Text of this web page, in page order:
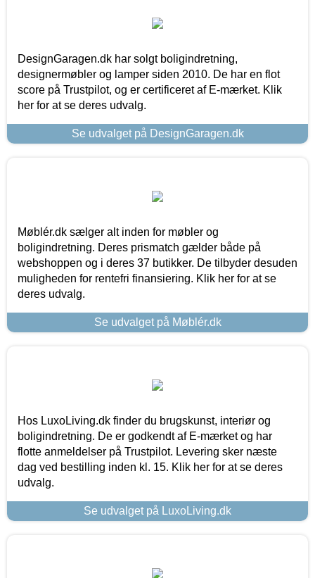
DesignGaragen.dk har solgt boligindretning,
designermøbler og lamper siden 2010. De har en flot
score på Trustpilot, og er certificeret af E-mærket. Klik
her for at se deres udvalg.
Se udvalget på DesignGaragen.dk
Møblér.dk sælger alt inden for møbler og
boligindretning. Deres prismatch gælder både på
webshoppen og i deres 37 butikker. De tilbyder desuden
muligheden for rentefri finansiering. Klik her for at se
deres udvalg.
Se udvalget på Møblér.dk
Hos LuxoLiving.dk finder du brugskunst, interiør og
boligindretning. De er godkendt af E-mærket og har
flotte anmeldelser på Trustpilot. Levering sker næste
dag ved bestilling inden kl. 15. Klik her for at se deres
udvalg.
Se udvalget på LuxoLiving.dk